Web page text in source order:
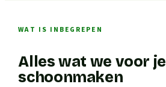
WAT IS INBEGREPEN
Alles wat we voor je
schoonmaken